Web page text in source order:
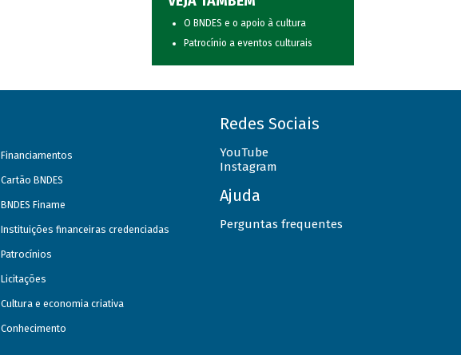
O BNDES e o apoio à cultura
Patrocínio a eventos culturais
Financiamentos
Cartão BNDES
BNDES Finame
Instituições financeiras credenciadas
Patrocínios
Licitações
Cultura e economia criativa
Conhecimento
Redes Sociais
YouTube
Instagram
Ajuda
Perguntas frequentes